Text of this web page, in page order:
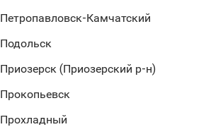
Петропавловск-Камчатский
Подольск
Приозерск (Приозерский р-н)
Прокопьевск
Прохладный